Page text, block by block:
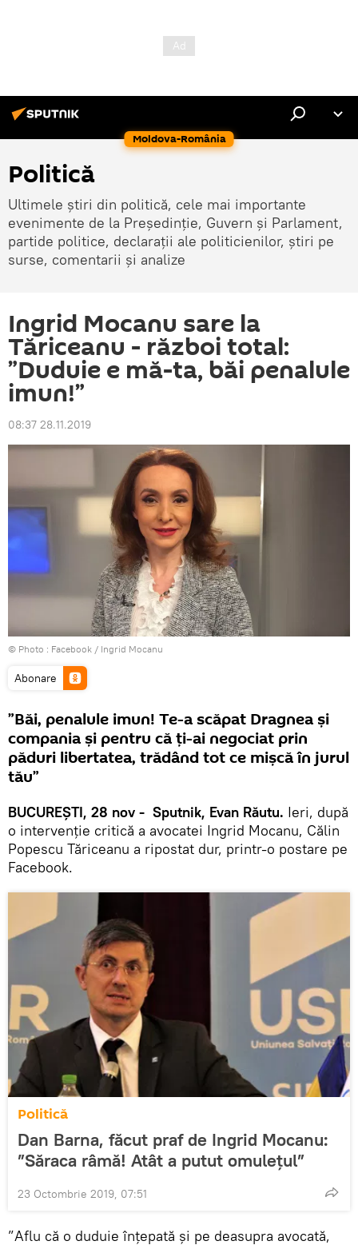
Moldova-România
Politică
Ultimele știri din politică, cele mai importante
evenimente de la Președinție, Guvern și Parlament,
partide politice, declarații ale politicienilor, știri pe
surse, comentarii și analize
Ingrid Mocanu sare la
Tăriceanu - război total:
”Duduie e mă-ta, băi penalule
imun!”
08:37 28.11.2019
© Photo : Facebook / Ingrid Mocanu
Abonare
”Băi, penalule imun! Te-a scăpat Dragnea și
compania și pentru că ți-ai negociat prin
păduri libertatea, trădând tot ce mișcă în jurul
tău”
BUCUREȘTI, 28 nov - Sputnik, Evan Răutu. Ieri, după
o intervenție critică a avocatei Ingrid Mocanu, Călin
Popescu Tăriceanu a ripostat dur, printr-o postare pe
Facebook.
Politică
Dan Barna, făcut praf de Ingrid Mocanu:
”Săraca râmă! Atât a putut omulețul”
23 Octombrie 2019, 07:51
”Aflu că o duduie înțepată și pe deasupra avocată,